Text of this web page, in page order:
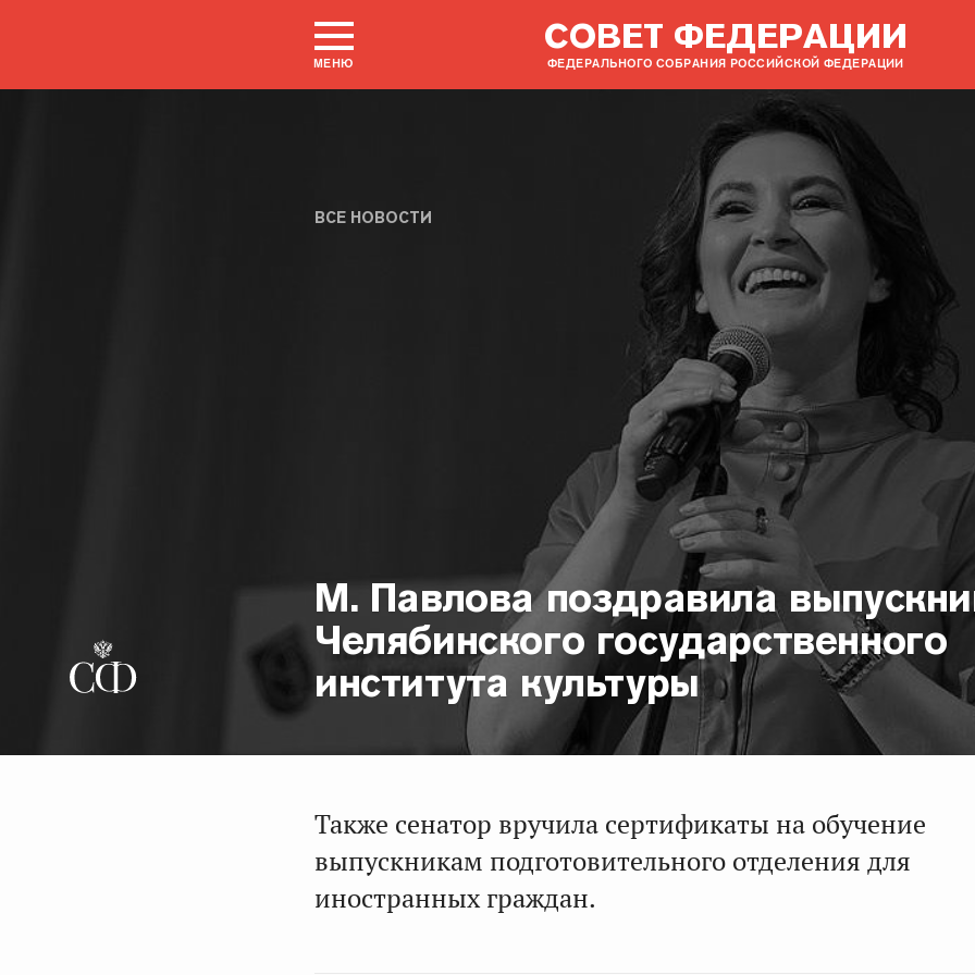
МЕНЮ
СОВЕТ ФЕДЕРАЦИИ
ФЕДЕРАЛЬНОГО СОБРАНИЯ РОССИЙСКОЙ ФЕДЕРАЦИИ
ВСЕ НОВОСТИ
М. Павлова поздравила
Челябинского государственного
института культуры
Также сенатор вручила сертификаты на обучение
выпускникам подготовительного отделения для
иностранных граждан.